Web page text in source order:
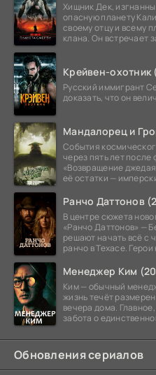
Хищник Дек,
опасную планету
своему отцу и всему
клана. Он встречает
Крейвен-охотник
Русский иммигрант
доказать, что он
Мандалорец и
События
через пять лет
«Возвращение
её остатки —
Ранчо Даттонов
В центре сюжета
«Ранчо Даттонов» —
решают начать всё с
ранчо в Техасе.
Менеджер Ким
Ким — обычный
жизнь течёт
вечера дома.
забота о
Обновления сериалов